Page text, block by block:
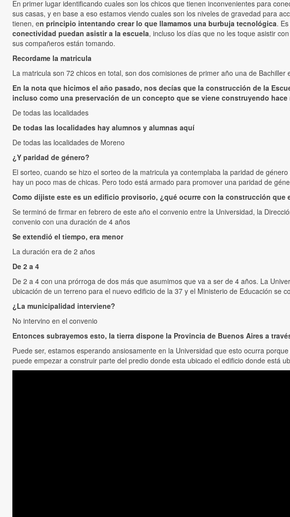
En primer lugar identificando cuales son los chicos que tienen inconvenientes para
sus casas, y en base a eso estamos viendo cuales son los niveles de gravedad para
tienen, en principio intentando crear lo que llamamos una burbuja tecnológica.
conectividad puedan asistir a la escuela, incluso los días que no les toque asistir
sus compañeros están tomando.
Recordame la matricula
La matricula son 72 chicos en total, son dos comisiones de primer año una de
En la nota que hicimos el año pasado, nos decías que la construcción de la
incluso como una preservación de un concepto que se viene construyendo
De todas las localidades
De todas las localidades hay alumnos y alumnas aquí
De todas las localidades de Moreno
¿Y paridad de género?
El sorteo, cuando se hizo el sorteo de la matricula ya contemplaba la paridad de
hay un poco mas de chicas. Pero todo está armado para promover una paridad de
Como dijiste este es un edificio provisorio, ¿qué ocurre con la construcción que
Se terminó de firmar en febrero de este año el convenio entre la Universidad, la
convenio con una duración de 4 años
Se extendió el tiempo, era menor
La duración era de 2 años
De 2 a 4
De 2 a 4 con una prórroga de dos más que asumimos que va a ser de 4 años. La
ubicación de un terreno para el nuevo edificio de la 37 y el Ministerio de Educación se
¿La municipalidad interviene?
No intervino en el convenio
Entonces subrayemos esto, la tierra dispone la Provincia de Buenos Aires a
Puede ser, estamos esperando ansiosamente en la Universidad que esto ocurra
puede empezar a construir parte del predio donde esta ubicado el edificio donde está